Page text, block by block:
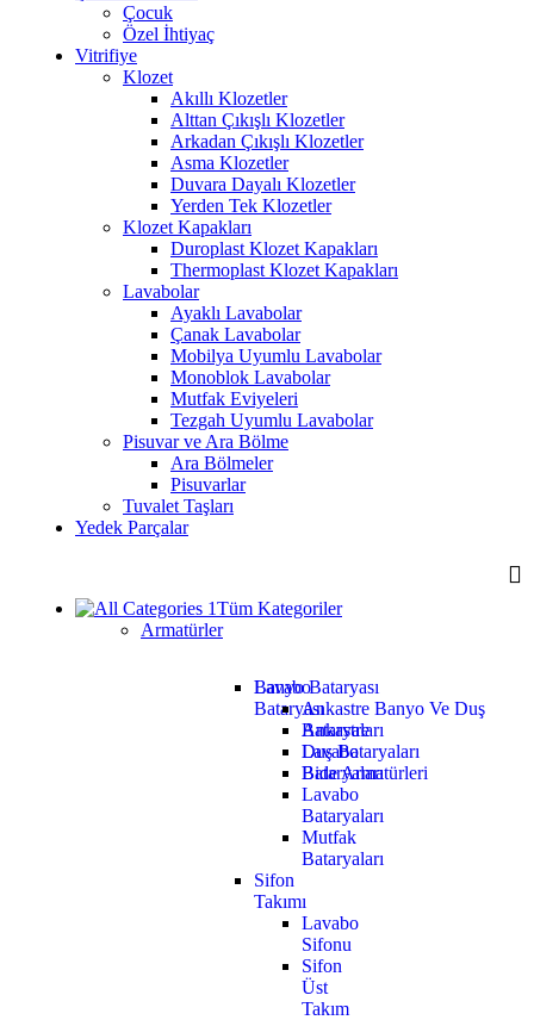
Çocuk
Özel İhtiyaç
Vitrifiye
Klozet
Akıllı Klozetler
Alttan Çıkışlı Klozetler
Arkadan Çıkışlı Klozetler
Asma Klozetler
Duvara Dayalı Klozetler
Yerden Tek Klozetler
Klozet Kapakları
Duroplast Klozet Kapakları
Thermoplast Klozet Kapakları
Lavabolar
Ayaklı Lavabolar
Çanak Lavabolar
Mobilya Uyumlu Lavabolar
Monoblok Lavabolar
Mutfak Eviyeleri
Tezgah Uyumlu Lavabolar
Pisuvar ve Ara Bölme
Ara Bölmeler
Pisuvarlar
Tuvalet Taşları
Yedek Parçalar
Tüm Kategoriler
Armatürler
Lavabo
Bataryası
Ankastre
Lavabo
Bataryaları
Lavabo
Bataryaları
Mutfak
Bataryaları
Sifon
Takımı
Lavabo
Sifonu
Sifon
Üst
Takım
Banyo Bataryası
Ankastre Banyo Ve Duş
Bataryaları
Duş Bataryaları
Bide Armatürleri